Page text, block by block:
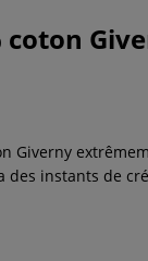
Giverny
des instants de